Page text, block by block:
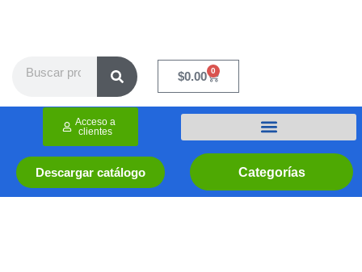
$0.00 0
Cart
Categorías
Descargar catálogo
Acceso a
clientes